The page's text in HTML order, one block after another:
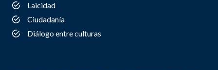
Laicidad
Ciudadanía
Diálogo entre culturas